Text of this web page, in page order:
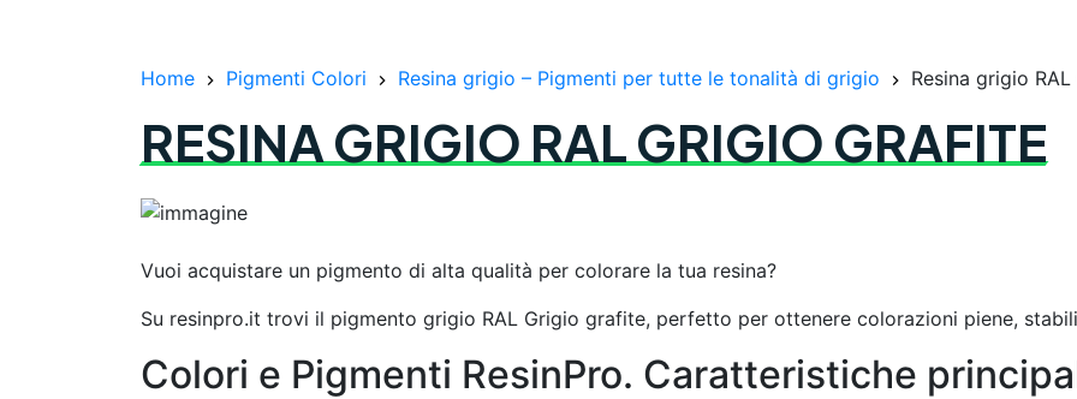
Home Pigmenti Colori Resina grigio – Pigmenti per tutte le tonalità di grigio Resina grigio
RESINA GRIGIO RAL GRIGIO GRAFITE
Vuoi acquistare un pigmento di alta qualità per colorare la tua resina?
Su resinpro.it trovi il pigmento grigio RAL Grigio grafite, perfetto per ottenere colorazioni piene,
Colori e Pigmenti ResinPro. Caratteristiche